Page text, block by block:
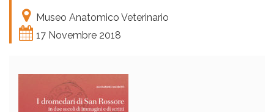
Museo Anatomico Veterinario
17 Novembre 2018